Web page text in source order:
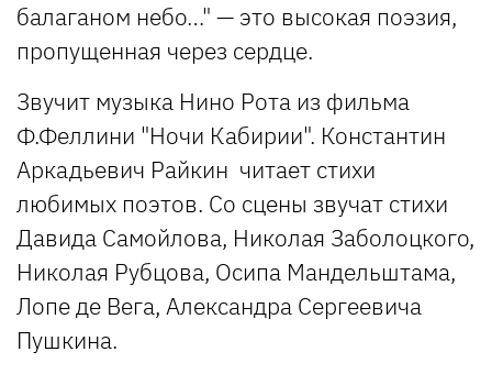
балаганом небо…" — это высокая поэзия,
пропущенная через сердце.
Звучит музыка Нино Рота из фильма
Ф.Феллини "Ночи Кабирии". Константин
Аркадьевич Райкин читает стихи
любимых поэтов. Со сцены звучат стихи
Давида Самойлова, Николая Заболоцкого,
Николая Рубцова, Осипа Мандельштама,
Лопе де Вега, Александра Сергеевича
Пушкина.